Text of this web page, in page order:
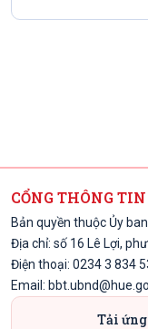
CỔNG THÔNG
Bản quyền thuộc Ủy
Địa chỉ: số 16 Lê Lợi,
Điện thoại: 0234 3 834
Email:
Tải